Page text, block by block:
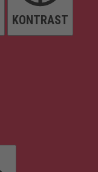
KONTRAST